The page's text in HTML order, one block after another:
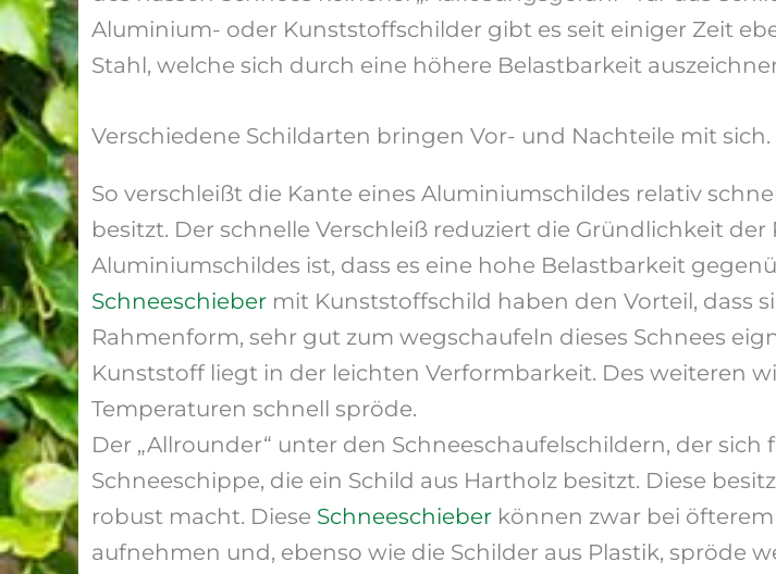
Aluminium- oder Kunststoffschilder gibt es seit einiger Zeit
Stahl, welche sich durch eine höhere Belastbarkeit
Verschiedene Schildarten bringen Vor- und Nachteile mit sich.
So verschleißt die Kante eines Aluminiumschildes relativ
besitzt. Der schnelle Verschleiß reduziert die Gründlichkeit
Aluminiumschildes ist, dass es eine hohe Belastbarkeit
Schneeschieber mit Kunststoffschild haben den Vorteil, dass
Rahmenform, sehr gut zum wegschaufeln dieses Schnees
Kunststoff liegt in der leichten Verformbarkeit. Des weiteren
Temperaturen schnell spröde.
Der „Allrounder“ unter den Schneeschaufelschildern, der
Schneeschippe, die ein Schild aus Hartholz besitzt. Diese
robust macht. Diese Schneeschieber können zwar bei
aufnehmen und, ebenso wie die Schilder aus Plastik, spröde